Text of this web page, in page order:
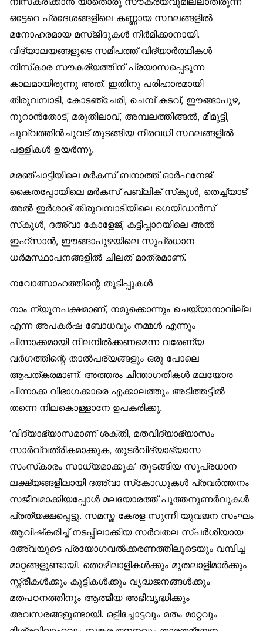
ഒട്ടേറെ പ്രദേശങ്ങളിലെ കണ്ണായ സ്ഥലങ്ങളിൽ
മനോഹരമായ മസ്ജിദുകൾ നിർമിക്കാനായി.
വിദ്യാലയങ്ങളുടെ സമീപത്ത് വിദ്യാർത്ഥികൾ
നിസ്‌കാര സൗകര്യത്തിന് പ്രയാസപ്പെടുന്ന
കാലമായിരുന്നു അത്. ഇതിനു പരിഹാരമായി
തിരുവമ്പാടി, കോടഞ്ചേരി, ചെമ്പ് കടവ്, ഈങ്ങാപുഴ,
നൂറാൻതോട്, മരുതിലാവ്, അമ്പലത്തിങ്ങൽ, മീമുട്ടി,
പുവ്വത്തിൻചുവട് തുടങ്ങിയ നിരവധി സ്ഥലങ്ങളിൽ
പള്ളികൾ ഉയർന്നു.
മരഞ്ചാട്ടിയിലെ മർകസ് ബനാത്ത് ഓർഫനേജ്
കൈതപ്പോയിലെ മർകസ് പബ്ലിക് സ്‌കൂൾ, തെച്ച്യാട്
അൽ ഇർശാദ് തിരുവമ്പാടിയിലെ ഗെയിഡൻസ്
സ്‌കൂൾ, ദഅ്‌വാ കോളേജ്, കട്ടിപ്പാറയിലെ അൽ
ഇഹ്‌സാൻ, ഈങ്ങാപുഴയിലെ സുപ്രധാന
ധർമസ്ഥാപനങ്ങളിൽ ചിലത് മാത്രമാണ്.
നവോത്സാഹത്തിന്റെ തുടിപ്പുകൾ
നാം ന്യൂനപക്ഷമാണ്, നമുക്കൊന്നും ചെയ്യാനാവില്ല
എന്ന അപകർഷ ബോധവും നമ്മൾ എന്നും
പിന്നാക്കമായി നിലനിൽക്കണമെന്ന വരേണ്യ
വർഗത്തിന്റെ താൽപര്യങ്ങളും ഒരു പോലെ
ആപത്കരമാണ്. അത്തരം ചിന്താഗതികൾ മലയോര
പിന്നാക്ക വിഭാഗക്കാരെ എക്കാലത്തും അടിത്തട്ടിൽ
തന്നെ നിലകൊള്ളാനേ ഉപകരിക്കൂ.
‘വിദ്യാഭ്യാസമാണ് ശക്തി, മതവിദ്യാഭ്യാസം
സാർവ്വത്രികമാക്കുക, തുടർവിദ്യാഭ്യാസ
സംസ്‌കാരം സാധ്യമാക്കുക’ തുടങ്ങിയ സുപ്രധാന
ലക്ഷ്യങ്ങളിലായി ദഅ്‌വാ സ്‌കോഡുകൾ പ്രവർത്തനം
സജീവമാക്കിയപ്പോൾ മലയോരത്ത് പുത്തനുണർവുകൾ
പ്രത്യക്ഷപ്പെട്ടു. സമസ്ത കേരള സുന്നീ യുവജന സംഘം
ആവിഷ്‌കരിച്ച് നടപ്പിലാക്കിയ സർവതല സ്പർശിയായ
ദഅ്‌വയുടെ പ്രയോഗവൽക്കരണത്തിലൂടെയും വമ്പിച്ച
മാറ്റങ്ങളുണ്ടായി. തൊഴിലാളികൾക്കും മുതലാളിമാർക്കും
സ്ത്രീകൾക്കും കുട്ടികൾക്കും വൃദ്ധജനങ്ങൾക്കും
മതപഠനത്തിനും ആത്മീയ അഭിവൃദ്ധിക്കും
അവസരങ്ങളുണ്ടായി. ഒളിച്ചോട്ടവും മതം മാറ്റവും